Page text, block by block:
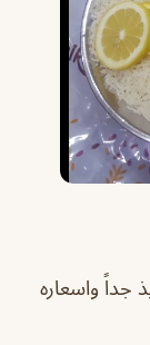
جداً واسعاره